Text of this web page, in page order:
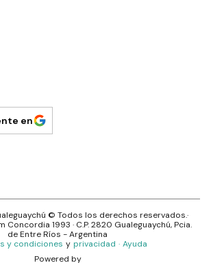
en
© Todos los derechos reservados.·
Concordia 1993 · C.P.2820 Gualeguaychú, Pcia.
deEntre Ríos - Argentina
y condiciones y privacidad · Ayuda
Powered by